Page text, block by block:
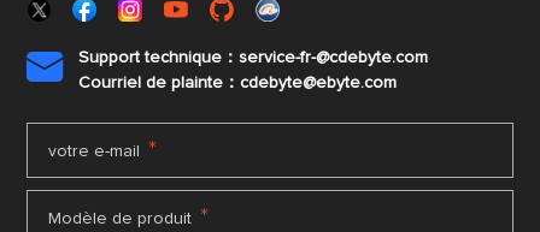

Support technique：service-fr-@cdebyte.com
Courriel de plainte：cdebyte@ebyte.com
votre e-mail *
Modèle de produit *